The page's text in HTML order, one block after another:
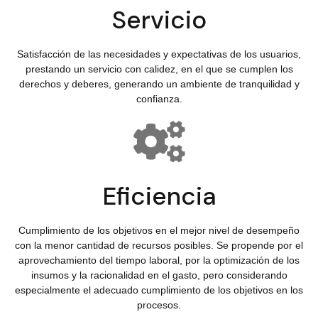
Servicio
Satisfacción de las necesidades y expectativas de los usuarios,
prestando un servicio con calidez, en el que se cumplen los
derechos y deberes, generando un ambiente de tranquilidad y
confianza.
Eficiencia
Cumplimiento de los objetivos en el mejor nivel de desempeño
con la menor cantidad de recursos posibles. Se propende por el
aprovechamiento del tiempo laboral, por la optimización de los
insumos y la racionalidad en el gasto, pero considerando
especialmente el adecuado cumplimiento de los objetivos en los
procesos.